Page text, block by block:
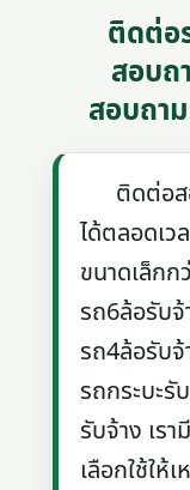
ติดต่อ
สอบถ
สอบถา
ติดต่อสอ
ได้ตลอดเว
ขนาดเล็กก
รถ6ล้อรับ
รถ4ล้อรับ
รถกระบะรั
รับจ้าง เร
เลือกใช้ให้